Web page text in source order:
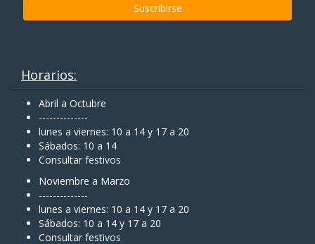
Horarios:
Abril a Octubre
--------------
lunes a viernes: 10 a 14 y 17 a 20
Sábados: 10 a 14
Consultar festivos
Noviembre a Marzo
--------------
lunes a viernes: 10 a 14 y 17 a 20
Sábados: 10 a 14 y 17 a 20
Consultar festivos